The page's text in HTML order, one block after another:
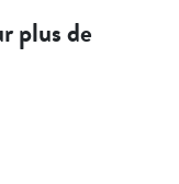
plus de